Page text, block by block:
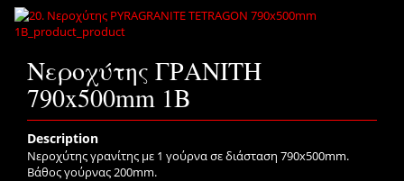
Νεροχύτης ΓΡΑΝΙΤΗ
790x500mm 1B
Description
Νεροχύτης γρανίτης με 1 γούρνα σε διάσταση 790x500mm.
Βάθος γούρνας 200mm.